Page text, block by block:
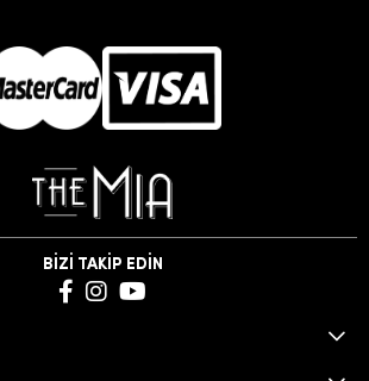
BİZİ TAKİP EDİN